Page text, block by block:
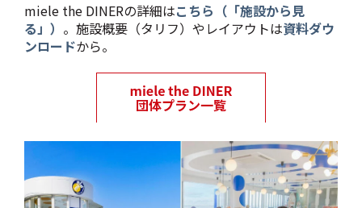
miele the DINERの詳細はこちら（「施設から見
る」） 。施設概要（タリフ）やレイアウトは資料ダウ
ンロードから。